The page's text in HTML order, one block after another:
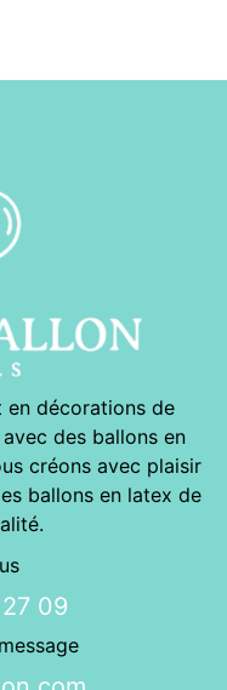
en décorations de
des ballons en
créons avec plaisir
ballons en latex de
09